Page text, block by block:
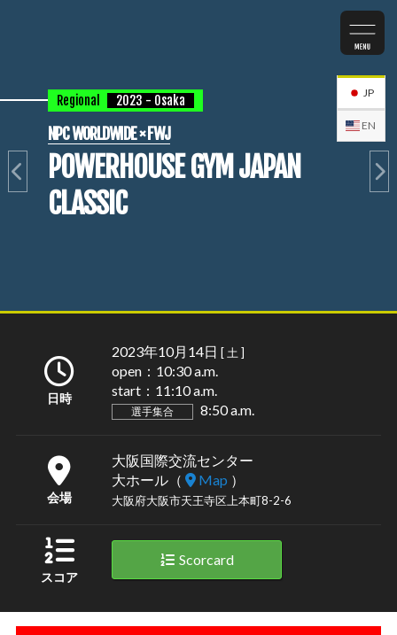
Regional 2023 - Osaka
NPC WORLDWIDE × FWJ
POWERHOUSE GYM JAPAN
CLASSIC
JP
EN
日時
2023年10月14日 [ 土 ]
open：10:30 a.m.
start：11:10 a.m.
選手集合 8:50 a.m.
会場
大阪国際交流センター
大ホール（ Map ）
大阪府大阪市天王寺区上本町8-2-6
スコア
Scorcard